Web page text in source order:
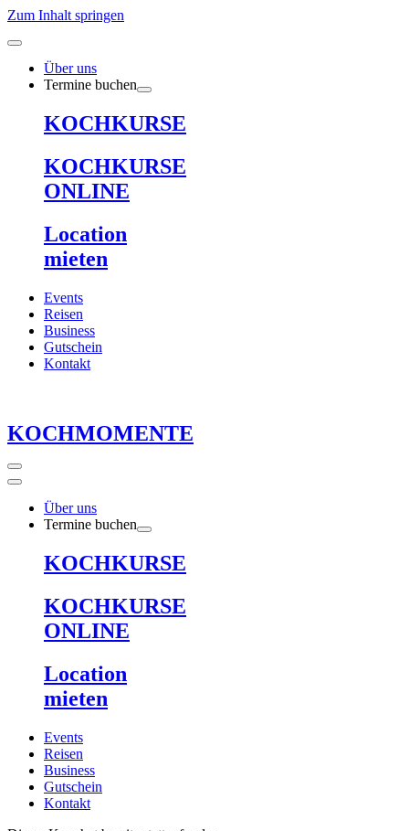
Zum Inhalt springen
Über uns
Termine buchen
KOCHKURSE
KOCHKURSE
ONLINE
Location
mieten
Events
Reisen
Business
Gutschein
Kontakt
KOCHMOMENTE
Über uns
Termine buchen
KOCHKURSE
KOCHKURSE
ONLINE
Location
mieten
Events
Reisen
Business
Gutschein
Kontakt